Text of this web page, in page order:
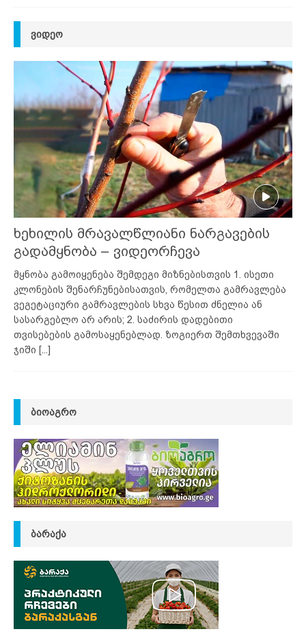
ᲕᲘᲓᲔᲝ
ხეხილის მრავალწლიანი ნარგავების
გადამყნობა – ვიდეორჩევა
მყნობა გამოიყენება შემდეგი მიზნებისთვის 1. ისეთი
კლონების შენარჩუნებისათვის, რომელთა გამრავლება
ვეგეტაციური გამრავლების სხვა წესით ძნელია ან
სასარგებლო არ არის; 2. საძირის დადებითი
თვისებების გამოსაყენებლად. ზოგიერთ შემთხვევაში
ჯიში [...]
ᲑᲘᲝᲐᲒᲠᲝ
ᲑᲐᲠᲐᲥᲐ